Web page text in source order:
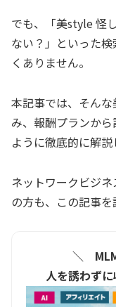
でも、「美style 怪
ない？」といった
くありません。
本記事では、そん
み、報酬プランか
ように徹底的に解説
ネットワークビジ
の方も、この記事
＼
人を誘わずに